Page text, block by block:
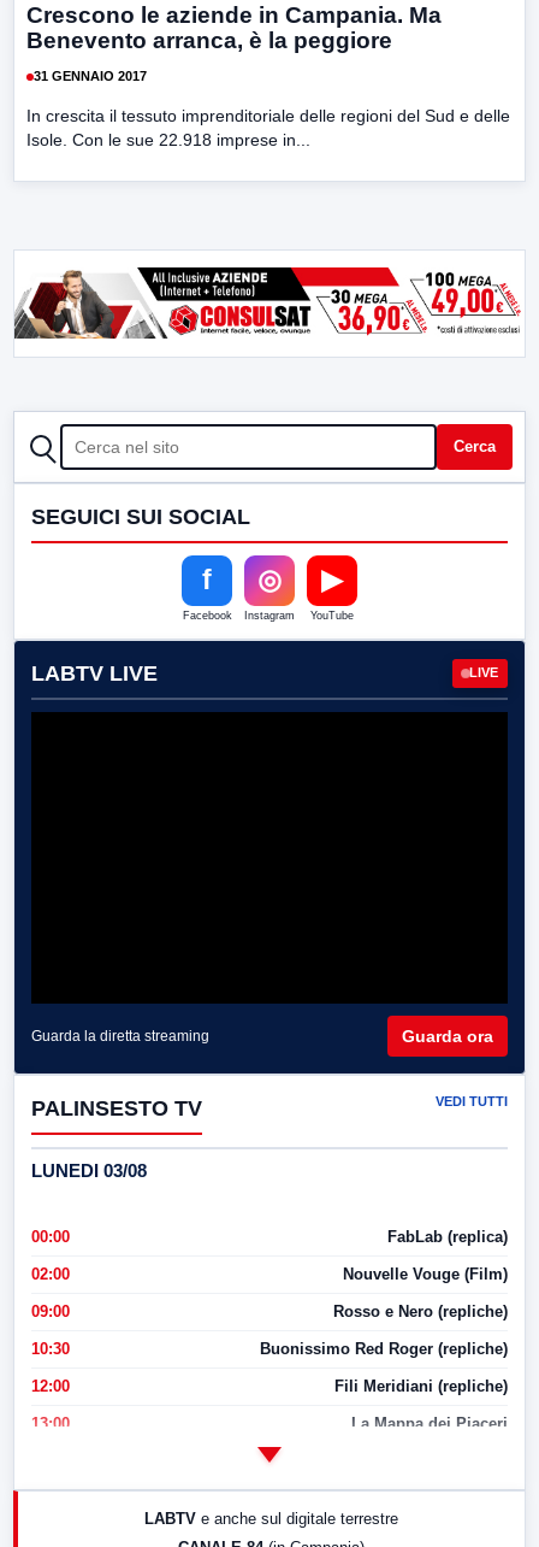
Crescono le aziende in Campania. Ma
Benevento arranca, è la peggiore
31 GENNAIO 2017
In crescita il tessuto imprenditoriale delle regioni del Sud e delle
Isole. Con le sue 22.918 imprese in...
CERCA Cerca
SEGUICI SUI SOCIAL
f
Facebook
◎
Instagram
▶
YouTube
LABTV LIVE LIVE
Guarda la diretta streaming Guarda ora
PALINSESTO TV VEDI TUTTI
LUNEDI 03/08
00:00 FabLab (replica)
02:00 Nouvelle Vouge (Film)
09:00 Rosso e Nero (repliche)
10:30 Buonissimo Red Roger (repliche)
12:00 Fili Meridiani (repliche)
13:00 La Mappa dei Piaceri
LABTV e anche sul digitale terrestre